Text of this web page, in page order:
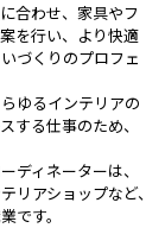
合わせ、家具やフ
を行い、より快適
づくりのプロフェ
ゆるインテリアの
する仕事のため、
ディネーターは、
リアショップなど、
です。